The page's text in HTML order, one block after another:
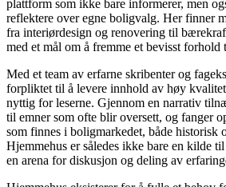
plattform som ikke bare informerer, men
reflektere over egne boligvalg. Her finner
fra interiørdesign og renovering til
med et mål om å fremme et bevisst forhold
Med et team av erfarne skribenter og
forpliktet til å levere innhold av høy
nyttig for leserne. Gjennom en narrativ
til emner som ofte blir oversett, og fanger
som finnes i boligmarkedet, både historisk
Hjemmehus er således ikke bare en kilde
en arena for diskusjon og deling av